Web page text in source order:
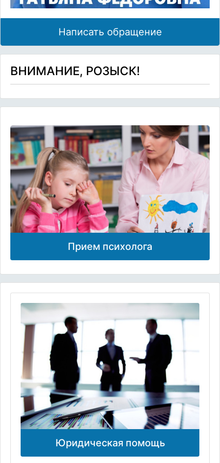
Написать обращение
ВНИМАНИЕ, РОЗЫСК!
Прием психолога
Юридическая помощь